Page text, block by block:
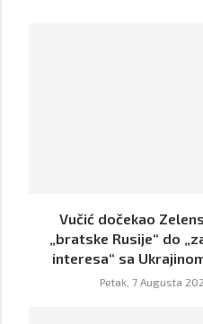
Vučić dočekao
„bratske Rusije“ do
interesa“ sa
Petak, 7 Augusta